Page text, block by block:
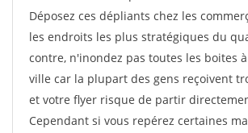
Déposez ces dépliants chez les
les endroits les plus stratégiques du
contre, n'inondez pas toutes les boites
ville car la plupart des gens reçoivent
et votre flyer risque de partir
Cependant si vous repérez certaines